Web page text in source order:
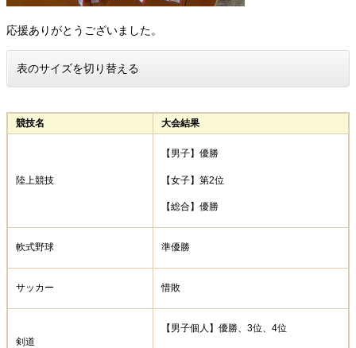
応援ありがとうございました。
表のサイズを切り替える
競技名 大会結果
陸上競技
【男子】優勝
【女子】第2位
【総合】優勝
軟式野球 準優勝
サッカー 惜敗
剣道
【男子個人】優勝、3位、4位